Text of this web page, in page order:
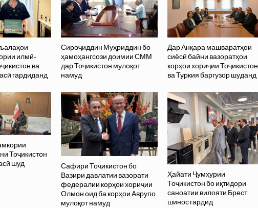
илмӣ-
ва
гардиданд
Сироҷиддин Муҳриддин бо
ҳамоҳангсози доимии СММ
дар Тоҷикистон мулоқот
намуд
Дар Анқара машваратҳои
сиёсӣ байни вазоратҳои
корҳои хориҷии Тоҷикистон
ва Туркия баргузор шуданд
Тоҷикистон
шуд
Сафири Тоҷикистон бо
Вазири давлатии вазорати
федералии корҳои хориҷии
Олмон оид ба корҳои Аврупо
мулоқот намуд
Ҳайати Ҷумҳурии
Тоҷикистон бо иқтидори
саноатии вилояти Брест
шинос гардид